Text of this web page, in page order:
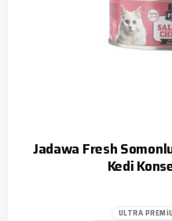
Jadawa Fresh
Kedi
ULTRA